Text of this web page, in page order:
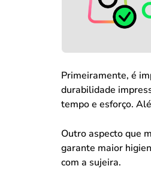
Primeiramente, é
durabilidade
tempo e esforço.
Outro aspecto que
garante maior
com a sujeira.